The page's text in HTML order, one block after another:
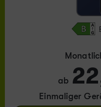
ab
Einmaliger